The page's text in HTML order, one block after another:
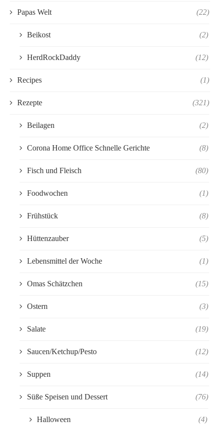
Papas Welt (22)
Beikost (2)
HerdRockDaddy (12)
Recipes (1)
Rezepte (321)
Beilagen (2)
Corona Home Office Schnelle Gerichte (8)
Fisch und Fleisch (80)
Foodwochen (1)
Frühstück (8)
Hüttenzauber (5)
Lebensmittel der Woche (1)
Omas Schätzchen (15)
Ostern (3)
Salate (19)
Saucen/Ketchup/Pesto (12)
Suppen (14)
Süße Speisen und Dessert (76)
Halloween (4)